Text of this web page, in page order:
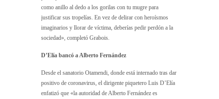
como anillo al dedo a los gorilas con tu mugre para
justificar sus tropelías. En vez de delirar con heroísmos
imaginarios y llorar de víctima, deberías pedir perdón a la
sociedad», completó Grabois.
D’Elía bancó a Alberto Fernández
Desde el sanatorio Otamendi, donde está internado tras dar
positivo de coronavirus, el dirigente piquetero Luis D’Elía
enfatizó que «la autoridad de Alberto Fernández es